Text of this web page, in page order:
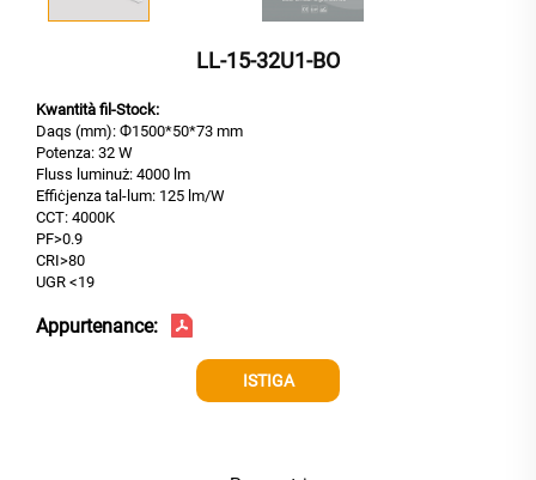
LL-15-32U1-BO
Kwantità fil-Stock:
Daqs (mm): Ф1500*50*73 mm
Potenza: 32 W
Fluss luminuż: 4000 lm
Effiċjenza tal-lum: 125 lm/W
CCT: 4000K
PF>0.9
CRI>80
UGR <19
Appurtenance:
ISTIGA